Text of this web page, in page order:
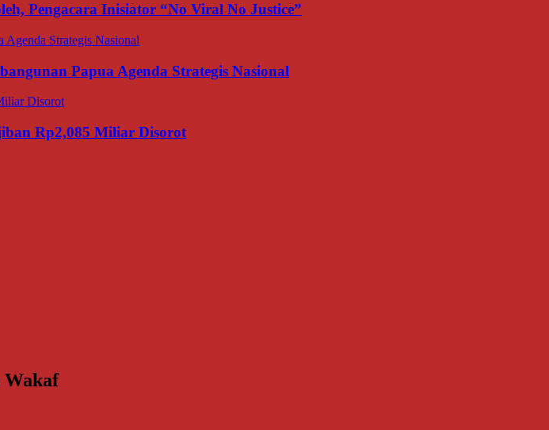
Pengacara Inisiator “No Viral No Justice”
Papua Agenda Strategis Nasional
Rp2,085 Miliar Disorot
Wakaf